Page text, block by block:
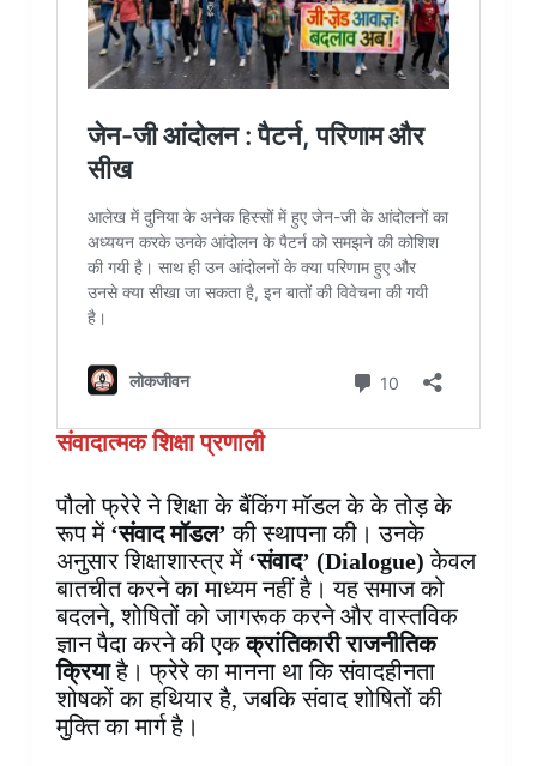
संवादात्मक शिक्षा प्रणाली
पौलो फ्रेरे ने शिक्षा के बैंकिंग मॉडल के के तोड़ के
रूप में ‘संवाद मॉडल’की स्थापना की। उनके
अनुसार शिक्षाशास्त्र में ‘संवाद’ (Dialogue) केवल
बातचीत करने का माध्यम नहीं है। यह समाज को
बदलने, शोषितों को जागरूक करने और वास्तविक
ज्ञान पैदा करने की एकक्रांतिकारी राजनीतिक
क्रियाहै। फ्रेरे का मानना था कि संवादहीनता
शोषकों का हथियार है, जबकि संवाद शोषितों की
मुक्ति का मार्ग है।